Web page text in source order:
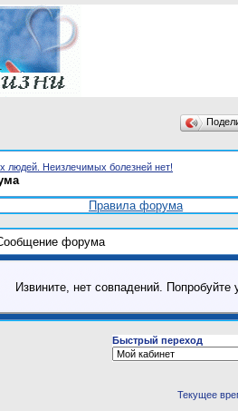
людей. Неизлечимых болезней нет!
Правила форума
форума
Извините, нет совпадений.
Быстрый переход
Текущее